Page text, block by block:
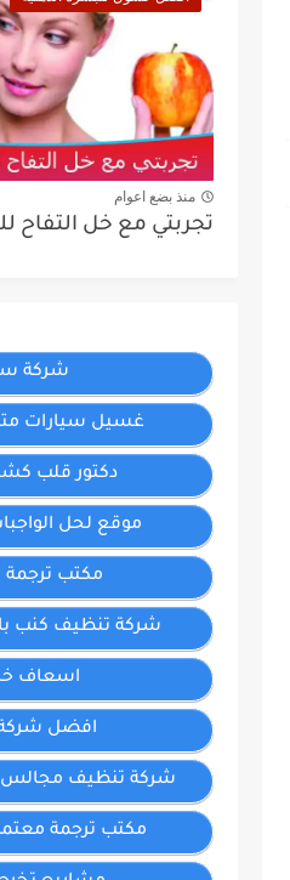
منذ بضع اعوام
تجربتي مع خل التفاح
شركة
غسيل سيارات
دكتور قلب
موقع لحل
مكتب ترجمة
شركة تنظيف كنب
اسعاف
افضل
شركة تنظيف مجالس
مكتب ترجمة